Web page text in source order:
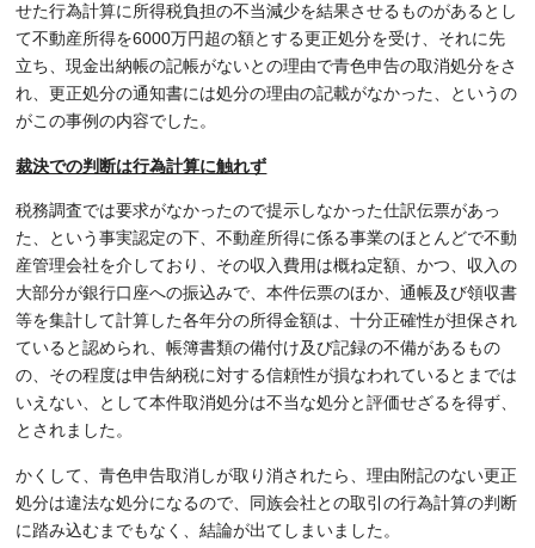
せた行為計算に所得税負担の不当減少を結果させるものがあるとし
て不動産所得を6000万円超の額とする更正処分を受け、それに先
立ち、現金出納帳の記帳がないとの理由で青色申告の取消処分をさ
れ、更正処分の通知書には処分の理由の記載がなかった、というの
がこの事例の内容でした。
裁決での判断は行為計算に触れず
税務調査では要求がなかったので提示しなかった仕訳伝票があっ
た、という事実認定の下、不動産所得に係る事業のほとんどで不動
産管理会社を介しており、その収入費用は概ね定額、かつ、収入の
大部分が銀行口座への振込みで、本件伝票のほか、通帳及び領収書
等を集計して計算した各年分の所得金額は、十分正確性が担保され
ていると認められ、帳簿書類の備付け及び記録の不備があるもの
の、その程度は申告納税に対する信頼性が損なわれているとまでは
いえない、として本件取消処分は不当な処分と評価せざるを得ず、
とされました。
かくして、青色申告取消しが取り消されたら、理由附記のない更正
処分は違法な処分になるので、同族会社との取引の行為計算の判断
に踏み込むまでもなく、結論が出てしまいました。